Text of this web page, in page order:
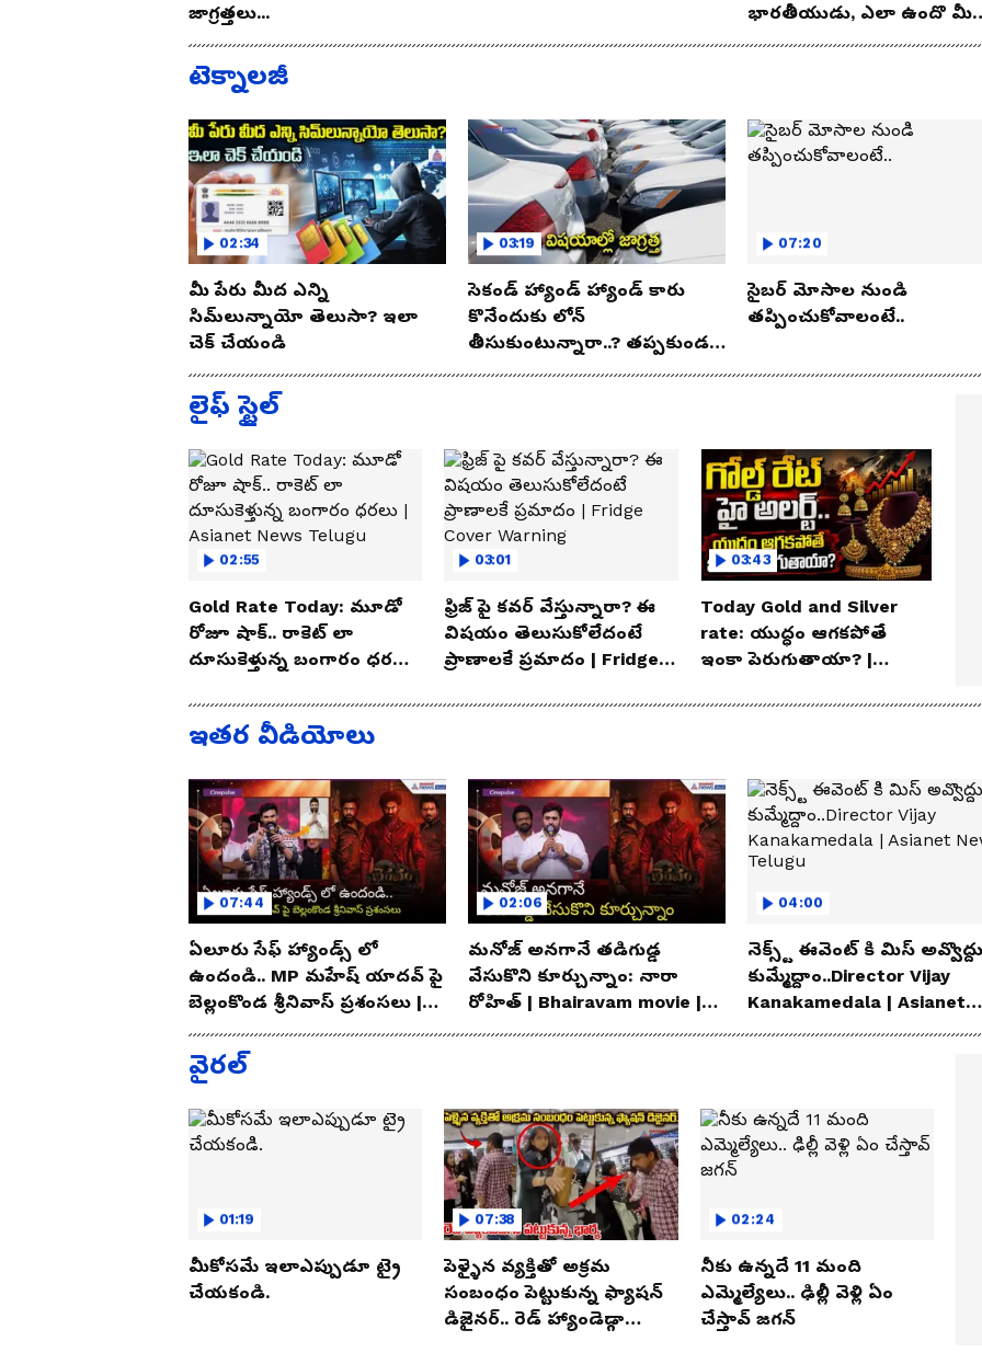
జాగ్రత్తలు...
భారతీయుడు, ఎలా ఉందొ
టెక్నాలజీ
02:34
మీ పేరు మీద ఎన్ని
సిమ్‌లున్నాయో తెలుసా? ఇలా
చెక్ చేయండి
03:19
సెకండ్ హ్యాండ్ హ్యాండ్ కారు
కొనేందుకు లోన్
తీసుకుంటున్నారా..? తప్పకుండ
07:20
సైబర్ మోసాల నుండి
తప్పించుకోవాలంటే..
లైఫ్ స్టైల్
02:55
Gold Rate Today: మూడో
రోజూ షాక్.. రాకెట్ లా
దూసుకెళ్తున్న బంగారం ధరలు
03:01
ఫ్రిజ్ పై కవర్ వేస్తున్నారా? ఈ
విషయం తెలుసుకోలేదంటే
ప్రాణాలకే ప్రమాదం | Fridge
03:43
Today Gold and Silver
rate: యుద్ధం ఆగకపోతే
ఇంకా పెరుగుతాయా? |
ఇతర వీడియోలు
07:44
ఏలూరు సేఫ్ హ్యాండ్స్ లో
ఉందండి.. MP మహేష్ యాదవ్ పై
బెల్లంకొండ శ్రీనివాస్ ప్రశంసలు |
Asianet Telugu
02:06
మనోజ్ అనగానే తడిగుడ్డ
వేసుకొని కూర్చున్నాం: నారా
రోహిత్ | Bhairavam movie |
Asianet News Telugu
04:00
నెక్స్ట్ ఈవెంట్ కి మిస్ అవ్వొద్దు
కుమ్మేద్దాం..Director Vijay
Kanakamedala | Asianet
News Telugu
వైరల్
01:19
మీకోసమే ఇలాఎప్పుడూ ట్రై
చేయకండి.
07:38
పెళ్ళైన వ్యక్తితో అక్రమ
సంబంధం పెట్టుకున్న ఫ్యాషన్
డిజైనర్.. రెడ్ హ్యాండెడ్గా
02:24
నీకు ఉన్నదే 11 మంది
ఎమ్మెల్యేలు.. ఢిల్లీ వెళ్లి ఏం
చేస్తావ్ జగన్